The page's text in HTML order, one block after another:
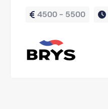
4500 - 5500